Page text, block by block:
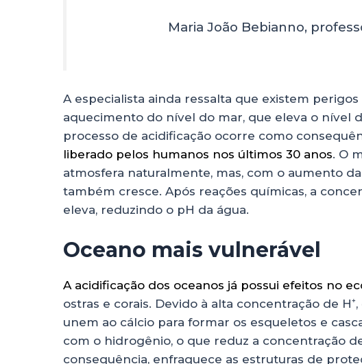
Maria João Bebianno,
A especialista ainda ressalta que existem perigos
aquecimento do nível do mar, que eleva o nível
processo de acidificação ocorre como
liberado pelos humanos nos últimos 30 anos. O
atmosfera naturalmente, mas, com o aumento
também cresce. Após reações químicas, a
eleva, reduzindo o pH da água.
Oceano mais vulnerável
A acidificação dos oceanos já possui efeitos no
ostras e corais. Devido à alta concentração de
unem ao cálcio para formar os esqueletos e
com o hidrogênio, o que reduz a concentração
consequência, enfraquece as estruturas de